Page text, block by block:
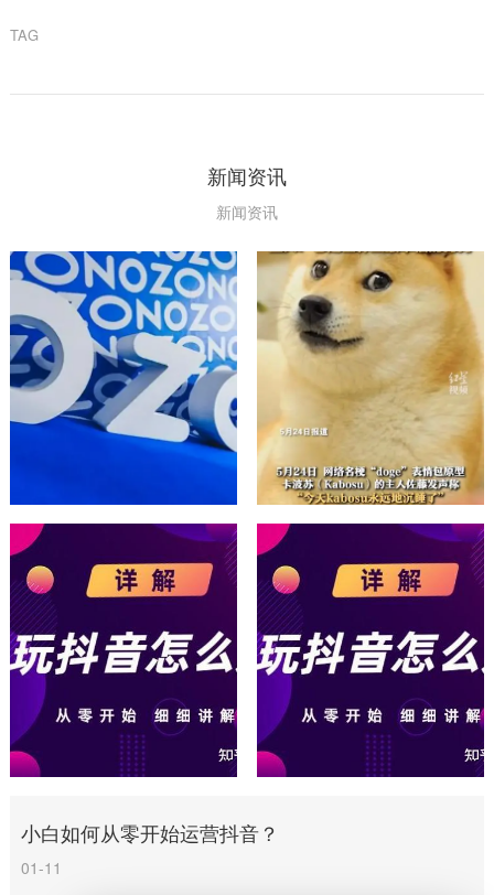
TAG
新闻资讯
新闻资讯
小白如何从零开始运营抖音？
01-11